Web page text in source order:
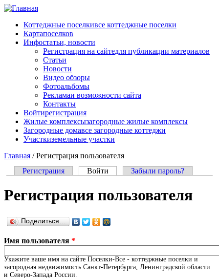
Перейти к основному содержанию
Коттеджные поселкивсе коттеджные поселки
Картапоселков
Инфостатьи, новости
Регистрация на сайтедля публикации материалов
Статьи
Новости
Видео обзоры
Фотоальбомы
Рекламаи возможности сайта
Контакты
Войтирегистрация
Жилые комплексызагородные жилые комплексы
Загородные домавсе загородные коттеджи
Участкиземельные участки
Главная /Регистрация пользователя
Регистрация Войти (активная вкладка)
Забыли пароль?
Регистрация пользователя
Поделиться…
Имя пользователя *
Укажите ваше имя на сайте Поселки-Все - коттеджные поселки и
загородная недвижимость Санкт-Петербурга, Ленинградской области
и Северо-Запада России.